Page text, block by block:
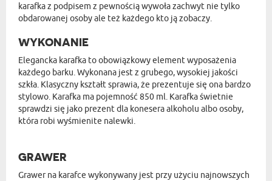
karafka z podpisem z pewnością wywoła zachwyt nie tylko
obdarowanej osoby ale też każdego kto ją zobaczy.
WYKONANIE
Elegancka karafka to obowiązkowy element wyposażenia
każdego barku. Wykonana jest z grubego, wysokiej jakości
szkła. Klasyczny kształt sprawia, że prezentuje się ona bardzo
stylowo. Karafka ma pojemność 850 ml. Karafka świetnie
sprawdzi się jako prezent dla konesera alkoholu albo osoby,
która robi wyśmienite nalewki.
GRAWER
Grawer na karafce wykonywany jest przy użyciu najnowszych